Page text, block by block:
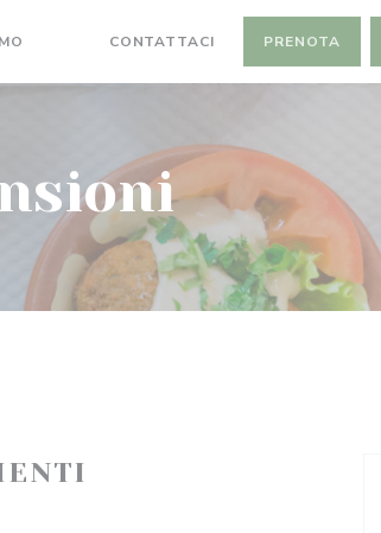
CONTATTACI PRENOTA